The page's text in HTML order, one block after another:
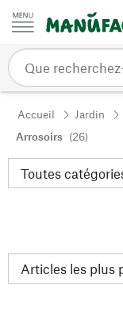
Passer au contenu
Accueil Jardin
Arrosoirs (26)